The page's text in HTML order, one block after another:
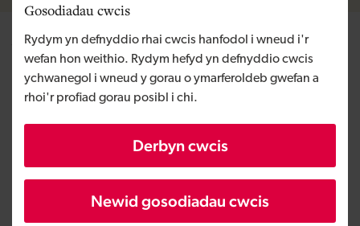
Gosodiadau cwcis
Rydym yn defnyddio rhai cwcis hanfodol i wneud i'r
wefan hon weithio. Rydym hefyd yn defnyddio cwcis
ychwanegol i wneud y gorau o ymarferoldeb gwefan a
rhoi'r profiad gorau posibl i chi.
Derbyn cwcis
Newid gosodiadau cwcis
Ymyriadau ariannol
Llywodraeth Cymru Covid-19